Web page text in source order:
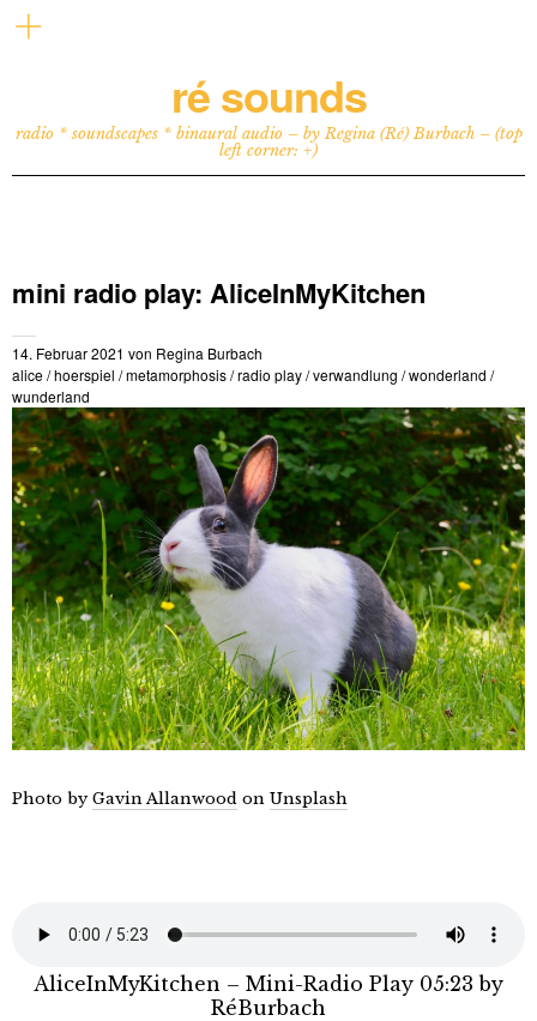
ré sounds
radio * soundscapes * binaural audio – by Regina (Ré) Burbach – (top
left corner: +)
mini radio play: AliceInMyKitchen
14. Februar 2021 von Regina Burbach
alice/hoerspiel /metamorphosis/radio play/verwandlung /wonderland /
wunderland
Photo byGavin Allanwood on Unsplash
AliceInMyKitchen – Mini-Radio Play 05:23 by
RéBurbach